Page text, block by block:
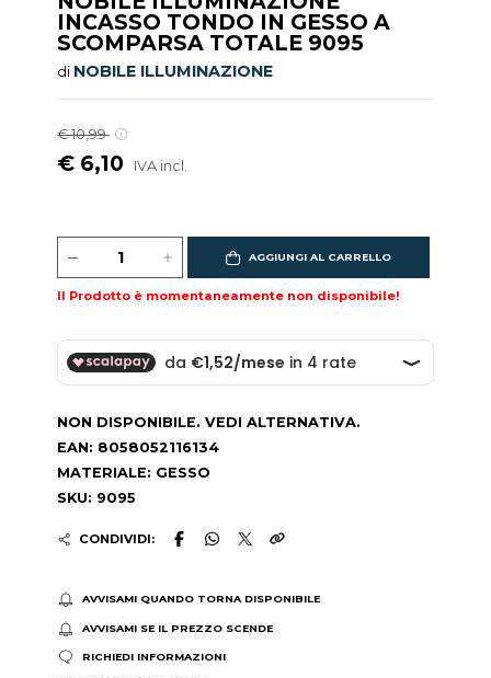
INCASSO TONDO IN GESSO A
SCOMPARSA TOTALE 9095
di NOBILE ILLUMINAZIONE
€ 10,99
€ 6,10 IVA incl.
AGGIUNGI AL CARRELLO
Il Prodotto è momentaneamente non disponibile!
NON DISPONIBILE. VEDI ALTERNATIVA.
EAN: 8058052116134
MATERIALE: GESSO
SKU: 9095
CONDIVIDI:
AVVISAMI QUANDO TORNA DISPONIBILE
AVVISAMI SE IL PREZZO SCENDE
RICHIEDI INFORMAZIONI